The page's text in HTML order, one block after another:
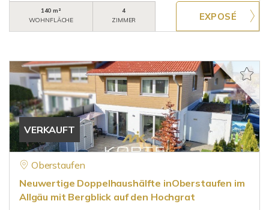
140 m²
WOHNFLÄCHE
4
ZIMMER
VERKAUFT
Oberstaufen
Neuwertige Doppelhaushälfte inOberstaufen im
Allgäu mit Bergblick auf den Hochgrat